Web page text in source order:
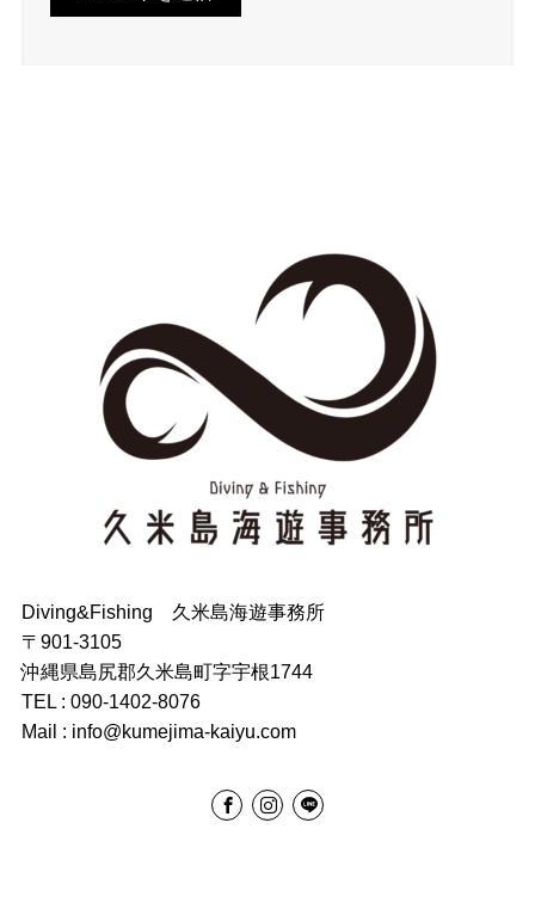
Diving&Fishing 久米島海遊事務所
〒901-3105
沖縄県島尻郡久米島町字宇根1744
TEL : 090-1402-8076
Mail : info@kumejima-kaiyu.com